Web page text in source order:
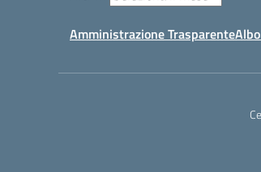
Amministrazione Trasparente